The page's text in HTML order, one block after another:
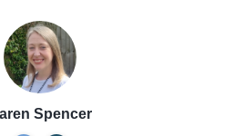
Spencer